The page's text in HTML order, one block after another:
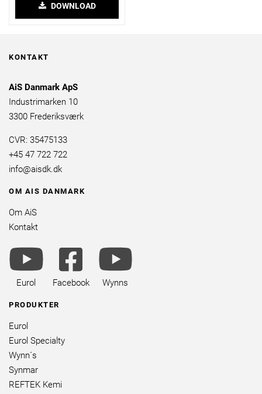
DOWNLOAD
KONTAKT
AiS Danmark ApS
Industrimarken 10
3300 Frederiksværk
CVR: 35475133
+45 47 722 722
info@aisdk.dk
OM AIS DANMARK
Om AiS
Kontakt
youtube
brands
Eurol
facebook
square
brands
Facebook
Wynns
PRODUKTER
Eurol
Eurol Specialty
Wynn´s
Synmar
REFTEK Kemi